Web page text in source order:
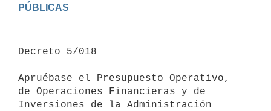
Decreto 5/018
Apruébase el Presupuesto Operativo,
de Operaciones Financieras y de
Inversiones de la Administración